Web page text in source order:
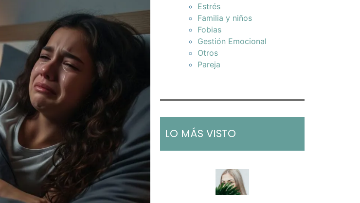
Estrés
Familia y niños
Fobias
Gestión Emocional
Otros
Pareja
LO MÁS VISTO